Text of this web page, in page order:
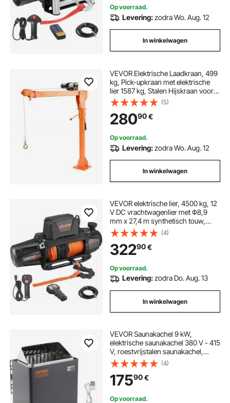
Op voorraad.
Levering:zodra Wo. Aug. 12
In winkelwagen
VEVOR Elektrische Laadkraan, 499
kg, Pick-upkraan met elektrische
lier 1587 kg, Stalen Hijskraan voor
Pick-uptrucks, 360° Draaibaar, voor
het Hijsen van Goederen op
Bouwplaatsen of in de Fabriek
(5)
28090€
Op voorraad.
Levering:zodra Wo. Aug. 12
In winkelwagen
VEVOR elektrische lier, 4500 kg, 12
V DC vrachtwagenlier met Φ8,9
mm x 27,4 m synthetisch touw,
draadloze en bekabelde
afstandsbediening, IP67, voor het
slepen van SUV's, jeeps,
aanhangwagens en boten
(4)
32290€
Op voorraad.
Levering:zodra Do. Aug. 13
In winkelwagen
VEVOR Saunakachel 9 kW,
elektrische saunakachel 380 V - 415
V, roestvrijstalen saunakachel,
elektrische saunakachel met 2
standen (temperatuur, tijd), met
externe bedieningseenheid en 3M
temperatuursensor (saunastenen
niet inbegrepen)
(4)
17590€
Op voorraad.